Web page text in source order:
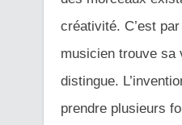
créativité. C’est
musicien trouve sa
distingue.
prendre plusieurs